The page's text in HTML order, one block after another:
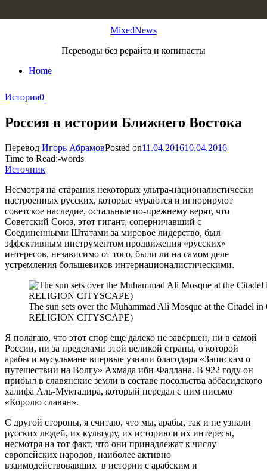
MixedNews
Переводы без рерайта и копипасты
Home
История0
Россия в истории Ближнего Востока
Перевод Игорь АбрамовPosted on11.04.201610.04.2016
Time to Read:-words
Источник
Несмотря на старания некоторых ультра-националистически
настроенных русских, которые чураются и игнорируют
советское наследие, остальные по-прежнему верят, что
Советский Союз, этот гигант, соперничавший с
Соединенными Штатами за мировое лидерство, был
эффективным инструментом продвижения «русских»
интересов, независимо от того, были ли на самом деле
устремления большевиков интернационалистическими.
The sun sets over the Muhammad Ali Mosque at the Citadel
RELIGION CITYSCAPE)
Я полагаю, что этот спор еще далеко не завершен, ни в самой
России, ни за пределами этой великой страны, о которой
арабы и мусульмане впервые узнали благодаря «Запискам о
путешествии на Волгу» Ахмада ибн-Фадлана. В 922 году он
прибыл в славянские земли в составе посольства аббасидского
халифа Аль-Муктадира, который передал с ним письмо
«Королю славян».
С другой стороны, я считаю, что мы, арабы, так и не узнали
русских людей, их культуру, их историю и их интересы,
несмотря на тот факт, что они принадлежат к числу
европейских народов, наиболее активно
взаимодействовавших в истории с арабским и